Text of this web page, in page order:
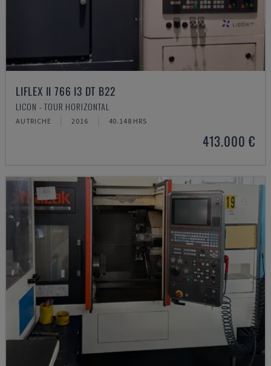
LIFLEX II 766 I3 DT B22
LICON - TOUR HORIZONTAL
AUTRICHE 2016 40.148 HRS
413.000 €